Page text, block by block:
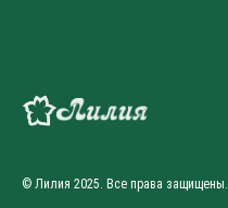
© Лилия 2025. Все права защищены.